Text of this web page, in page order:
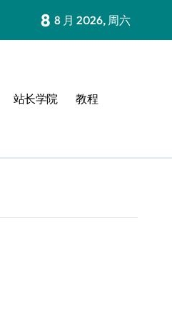
8 8 月 2026, 周六
站长学院 教程